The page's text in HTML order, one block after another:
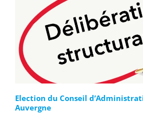
Election du Conseil
Auvergne